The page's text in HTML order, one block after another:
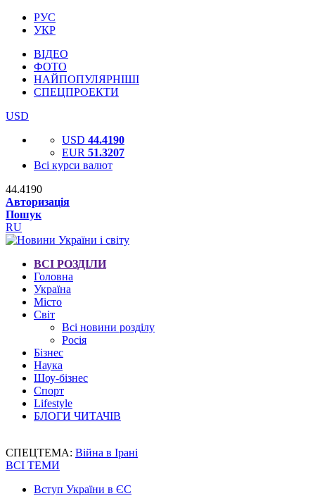
РУС
УКР
ВІДЕО
ФОТО
НАЙПОПУЛЯРНІШІ
СПЕЦПРОЕКТИ
USD
USD 44.4190
EUR 51.3207
Всі курси валют
44.4190
Авторизація
Пошук
RU
ВСІ РОЗДІЛИ
Головна
Україна
Місто
Світ
Всі новини розділу
Росія
Бізнес
Наука
Шоу-бізнес
Спорт
Lifestyle
БЛОГИ ЧИТАЧІВ
СПЕЦТЕМА: Війна в Ірані
ВСІ ТЕМИ
Вступ України в ЄС